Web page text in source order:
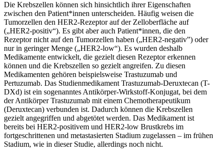
Die Krebszellen können sich hinsichtlich ihrer Eigenschaften
zwischen den Patient*innen unterscheiden. Häufig weisen die
Tumorzellen den HER2-Rezeptor auf der Zelloberfläche auf
(„HER2-positiv“). Es gibt aber auch Patient*innen, die den
Rezeptor nicht auf den Tumorzellen haben („HER2-negativ”) oder
nur in geringer Menge („HER2-low“). Es wurden deshalb
Medikamente entwickelt, die gezielt diesen Rezeptor erkennen
können und die Krebszellen so gezielt angreifen. Zu diesen
Medikamenten gehören beispielsweise Trastuzumab und
Pertuzumab. Das Studienmedikament Trastuzumab-Deruxtecan (T-
DXd) ist ein sogenanntes Antikörper-Wirkstoff-Konjugat, bei dem
der Antikörper Trastuzumab mit einem Chemotherapeutikum
(Deruxtecan) verbunden ist. Dadurch können die Krebszellen
gezielt angegriffen und abgetötet werden. Das Medikament ist
bereits bei HER2-positivem und HER2-low Brustkrebs im
fortgeschrittenen und metastasierten Stadium zugelassen – im frühen
Stadium, wie in dieser Studie, allerdings noch nicht.